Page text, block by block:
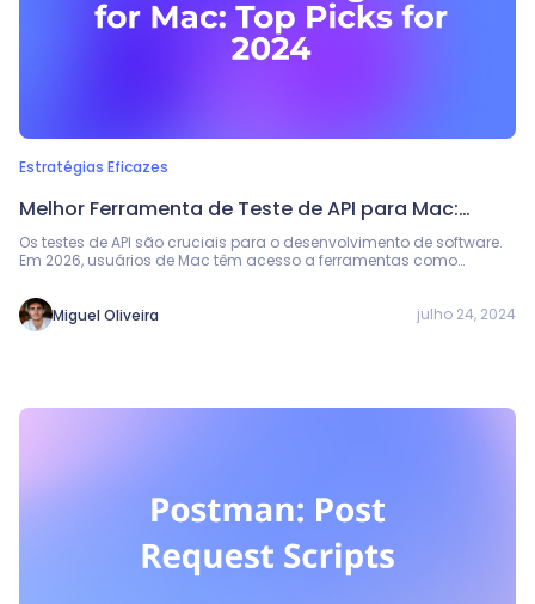
Estratégias Eficazes
Melhor Ferramenta de Teste de API para Mac:
Melhores Opções para 2026
Os testes de API são cruciais para o desenvolvimento de software.
Em 2026, usuários de Mac têm acesso a ferramentas como
de API, destacando recursos, preços e vantagens para ajudar você
a escolher a melhor para suas necessidades.
Miguel Oliveira julho 24, 2024